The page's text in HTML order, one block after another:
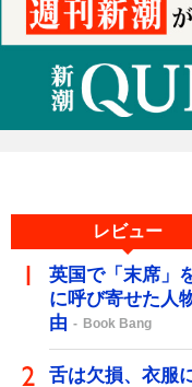
レビュー
英国で「末席」
に呼び寄せた人
由
Book Bang
舌は欠損、衣服